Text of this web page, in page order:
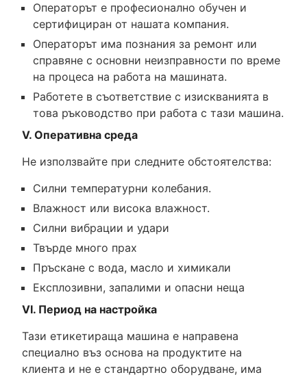
Операторът е професионално обучен и
сертифициран от нашата компания.
Операторът има познания за ремонт или
справяне с основни неизправности по време
на процеса на работа на машината.
Работете в съответствие с изискванията в
това ръководство при работа с тази машина.
V. Оперативна среда
Не използвайте при следните обстоятелства:
Силни температурни колебания.
Влажност или висока влажност.
Силни вибрации и удари
Твърде много прах
Пръскане с вода, масло и химикали
Експлозивни, запалими и опасни неща
VI. Период на настройка
Тази етикетираща машина е направена
специално въз основа на продуктите на
клиента и не е стандартно оборудване, има